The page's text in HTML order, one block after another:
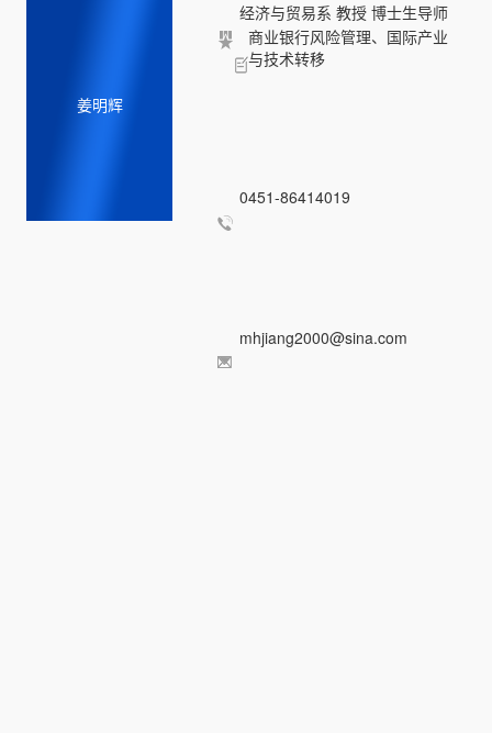
姜明辉
经济与贸易系 教授 博士生导师
商业银行风险管理、国际产业
与技术转移
0451-86414019
mhjiang2000@sina.com